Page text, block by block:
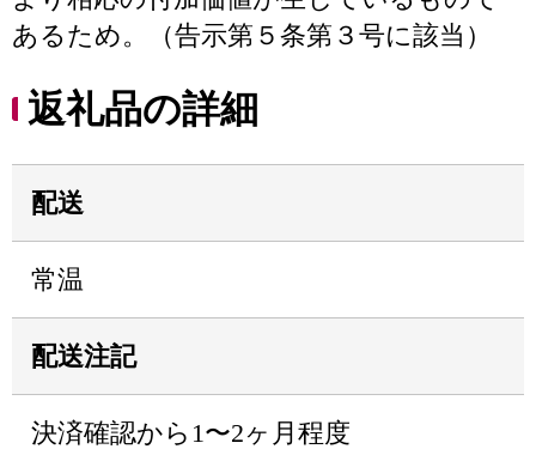
あるため。（告示第５条第３号に該当）
返礼品の詳細
配送
常温
配送注記
決済確認から1〜2ヶ月程度